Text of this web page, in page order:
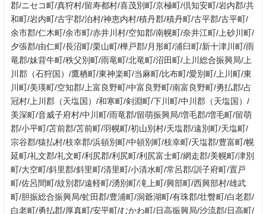
郡/ニセコ町/真狩村/留寿都村/喜茂別町/京極町/倶知安町/岩内郡/共
和町/岩内町/古宇郡/泊村/神恵内村/積丹郡/積丹町/古平郡/古平町/
余市郡/仁木町/余市町/赤井川村/空知郡/南幌町/奈井江町/上砂川町/
夕張郡/由仁町/長沼町/栗山町/樺戸郡/月形町/浦臼町/新十津川町/雨
竜郡/妹背牛町/秩父別町/雨竜町/北竜町/沼田町/上川総合振興局/上
川郡（石狩国）/鷹栖町/東神楽町/当麻町/比布町/愛別町/上川町/東
川町/美瑛町/空知郡/上富良野町/中富良野町/南富良野町/勇払郡/占
冠村/上川郡（天塩国）/和寒町/剣淵町/下川町/中川郡（天塩国）/
美深町/音威子府村/中川町/雨竜郡/留萌振興局/増毛郡/増毛町/留萌
郡/小平町/苫前郡/苫前町/羽幌町/初山別村/天塩郡/遠別町/天塩町/
宗谷郡/猿払村/枝幸郡/浜頓別町/中頓別町/枝幸町/天塩郡/豊富町/幌
延町/礼文郡/礼文町/利尻郡/利尻町/利尻富士町/網走郡/美幌町/津別
町/大空町/斜里郡/斜里町/清里町/小清水町/常呂郡/訓子府町/置戸
町/佐呂間町/紋別郡/遠軽町/湧別町/滝上町/興部町/西興部村/雄武
町/胆振総合振興局/虻田郡/豊浦町/洞爺湖町/有珠郡/壮瞥町/白老郡/
白老町/勇払郡/厚真町/安平町/むかわ町/日高振興局/沙流郡/日高町/